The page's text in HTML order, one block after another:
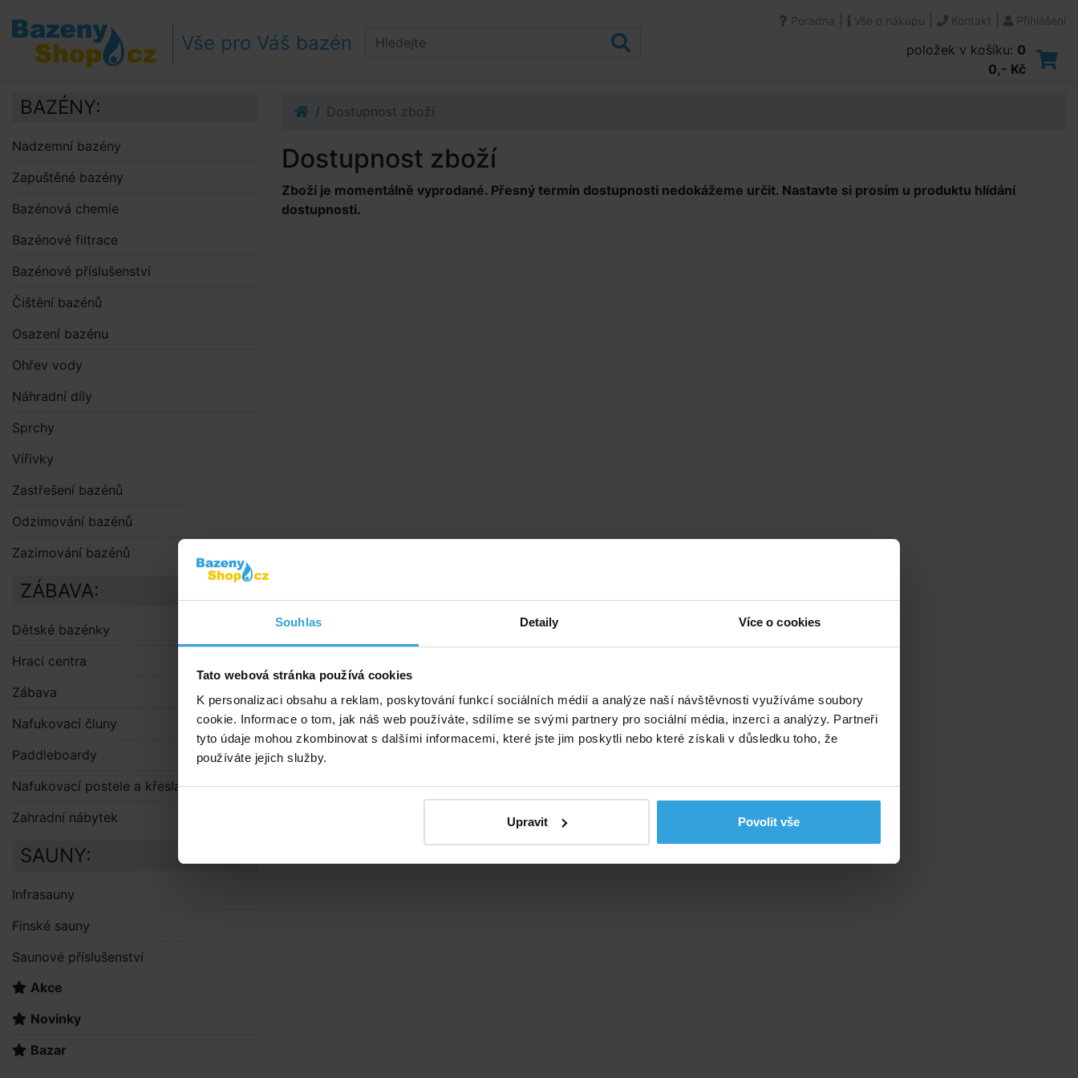
Souhlas Detaily Více o cookies
Tato webová stránka používá cookies
K personalizaci obsahu a reklam, poskytování funkcí sociálních médií a analýze naší návštěvnosti využíváme soubory
cookie. Informace o tom, jak náš web používáte, sdílíme se svými partnery pro sociální média, inzerci a analýzy. Partneři
tyto údaje mohou zkombinovat s dalšími informacemi, které jste jim poskytli nebo které získali v důsledku toho, že
používáte jejich služby.
Upravit Povolit vše
Přejít na obsah
Přejít k postrannímu sloupci
Klávesové zkratky
Vše pro Váš bazén
Poradna Vše o nákupu Kontakt Přihlášení
položek v košíku: 0
0,- Kč
Dostupnost zboží
Dostupnost zboží
Zboží je momentálně vyprodané. Přesný termín dostupnosti nedokážeme určit. Nastavte si prosím u produktu hlídání
dostupnosti.
BAZÉNY:
Nadzemní bazény
Zapuštěné bazény
Bazénová chemie
Bazénové filtrace
Bazénové příslušenství
Čištění bazénů
Osazení bazénu
Ohřev vody
Náhradní díly
Sprchy
Vířivky
Zastřešení bazénů
Odzimování bazénů
Zazimování bazénů
ZÁBAVA:
Dětské bazénky
Hrací centra
Zábava
Nafukovací čluny
Paddleboardy
Nafukovací postele a křesla
Zahradní nábytek
SAUNY:
Infrasauny
Finské sauny
Saunové příslušenství
Akce
Novinky
Bazar